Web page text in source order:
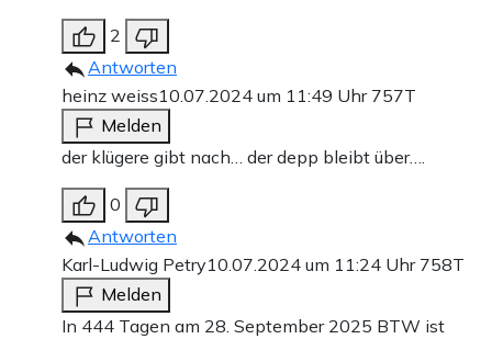
2
Antworten
heinz weiss10.07.2024 um 11:49 Uhr 757T
Melden
der klügere gibt nach… der depp bleibt über….
0
Antworten
Karl-Ludwig Petry10.07.2024 um 11:24 Uhr 758T
Melden
In 444 Tagen am 28. September 2025 BTW ist